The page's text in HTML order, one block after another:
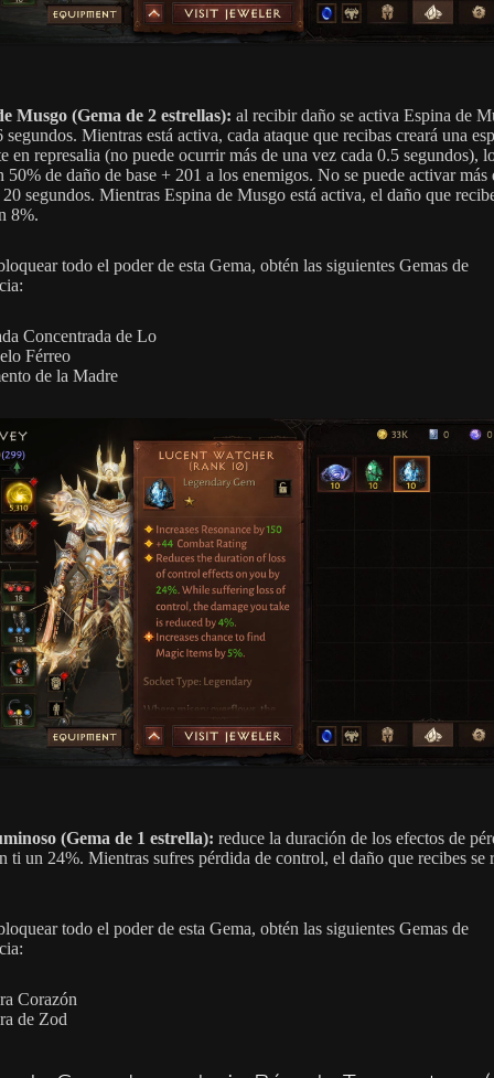
Musgo (Gema de 2 estrellas): al recibir daño se activa Espina de
segundos. Mientras está activa, cada ataque que recibas creará una
en represalia (no puede ocurrir más de una vez cada 0.5 segundos),
50% de daño de base + 201 a los enemigos. No se puede activar más
segundos. Mientras Espina de Musgo está activa, el daño que
8%.
todo el poder de esta Gema, obtén las siguientes Gemas de
Concentrada de Lo
Férreo
de la Madre
(Gema de 1 estrella): reduce la duración de los efectos de
ti un 24%. Mientras sufres pérdida de control, el daño que recibes se
todo el poder de esta Gema, obtén las siguientes Gemas de
Corazón
de Zod